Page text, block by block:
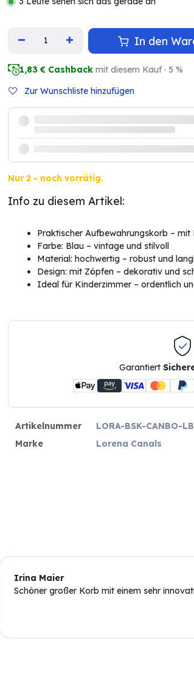
In den
1,83 € Cashback mit diesem Kauf · 5 %
Zur Wunschliste hinzufügen
Nur 2 - noch vorrätig.
Info zu diesem Artikel:
Praktischer Aufbewahrungskorb – mit
Farbe: Blau – vintage und stilvoll
Material: hochwertig – robust und
Design: mit Zöpfen – dekorativ und
Ideal für Kinderzimmer – ordentlich
Garantiert
Artikelnummer
LORA-BSK-CANBO-
Marke
Lorena Canals
Irina Maier
Schöner großer Korb mit einem sehr